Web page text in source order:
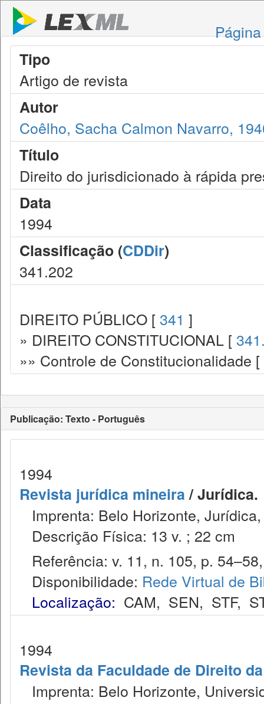
Tipo
Artigo de revista
Autor
Coêlho, Sacha Calmon Navarro,
Título
Direito do jurisdicionado à rápida
Data
1994
Classificação (CDDir)
341.202
DIREITO PÚBLICO [ 341 ]
» DIREITO CONSTITUCIONAL [
»» Controle de Constitucionalidade [
Publicação: Texto - Português
1994
Revista jurídica mineira/ Jurídica.
Imprenta: Belo Horizonte,
Descrição Física: 13 v. ; 22 cm
Referência: v. 11, n. 105, p.
Disponibilidade: Rede Virtual de
Localização: CAM, SEN, STF,
1994
Revista da Faculdade de Direito
Imprenta: Belo Horizonte,